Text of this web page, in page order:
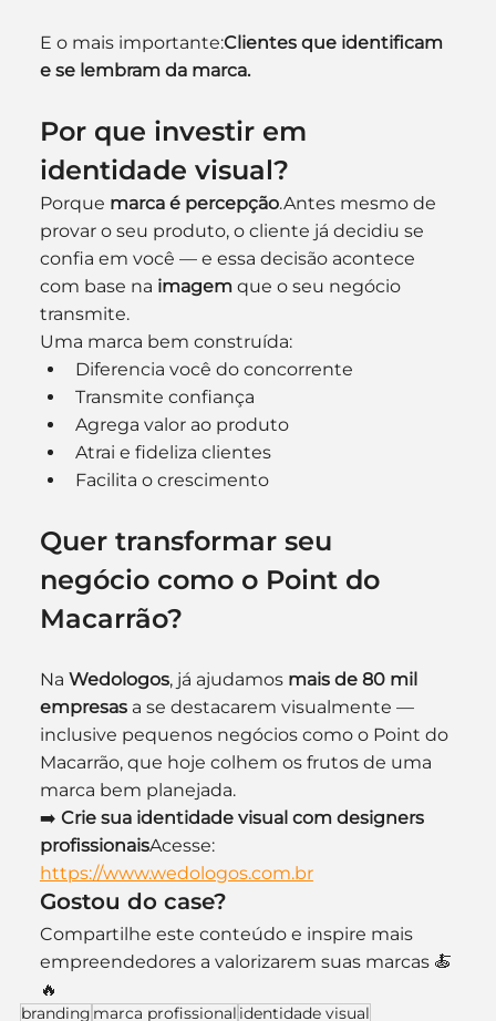
E o mais importante:Clientes que identificam
e se lembram da marca.
Por que investir em
identidade visual?
Porque marca é percepção.Antes mesmo de
provar o seu produto, o cliente já decidiu se
confia em você — e essa decisão acontece
com base na imagem que o seu negócio
transmite.
Uma marca bem construída:
Diferencia você do concorrente
Transmite confiança
Agrega valor ao produto
Atrai e fideliza clientes
Facilita o crescimento
Quer transformar seu
negócio como o Point do
Macarrão?
Na Wedologos, já ajudamos mais de 80 mil
empresas a se destacarem visualmente —
inclusive pequenos negócios como o Point do
Macarrão, que hoje colhem os frutos de uma
marca bem planejada.
➡️ Crie sua identidade visual com designers
profissionaisAcesse:
https://www.wedologos.com.br
Gostou do case?
Compartilhe este conteúdo e inspire mais
empreendedores a valorizarem suas marcas 🍝
🔥
branding marca profissional identidade visual